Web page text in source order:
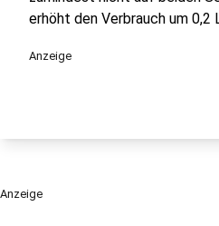
erhöht den Verbrauch um
Anzeige
Anzeige